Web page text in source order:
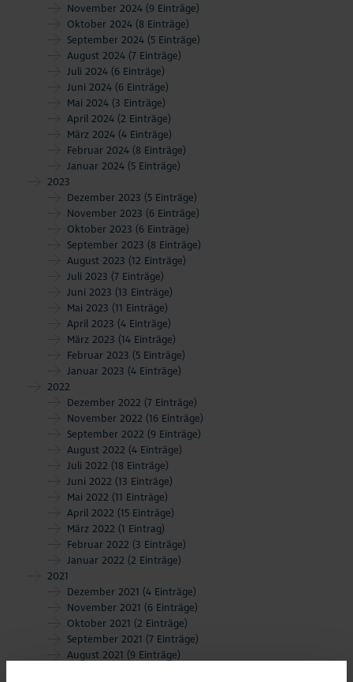
November 2024 (9 Einträge)
Oktober 2024 (8 Einträge)
September 2024 (5 Einträge)
August 2024 (7 Einträge)
Juli 2024 (6 Einträge)
Juni 2024 (6 Einträge)
Mai 2024 (3 Einträge)
April 2024 (2 Einträge)
März 2024 (4 Einträge)
Februar 2024 (8 Einträge)
Januar 2024 (5 Einträge)
2023
Dezember 2023 (5 Einträge)
November 2023 (6 Einträge)
Oktober 2023 (6 Einträge)
September 2023 (8 Einträge)
August 2023 (12 Einträge)
Juli 2023 (7 Einträge)
Juni 2023 (13 Einträge)
Mai 2023 (11 Einträge)
April 2023 (4 Einträge)
März 2023 (14 Einträge)
Februar 2023 (5 Einträge)
Januar 2023 (4 Einträge)
2022
Dezember 2022 (7 Einträge)
November 2022 (16 Einträge)
September 2022 (9 Einträge)
August 2022 (4 Einträge)
Juli 2022 (18 Einträge)
Juni 2022 (13 Einträge)
Mai 2022 (11 Einträge)
April 2022 (15 Einträge)
März 2022 (1 Eintrag)
Februar 2022 (3 Einträge)
Januar 2022 (2 Einträge)
2021
Dezember 2021 (4 Einträge)
November 2021 (6 Einträge)
Oktober 2021 (2 Einträge)
September 2021 (7 Einträge)
August 2021 (9 Einträge)